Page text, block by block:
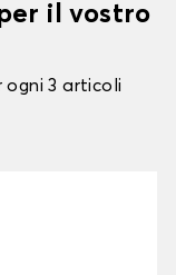
il vostro
3 articoli